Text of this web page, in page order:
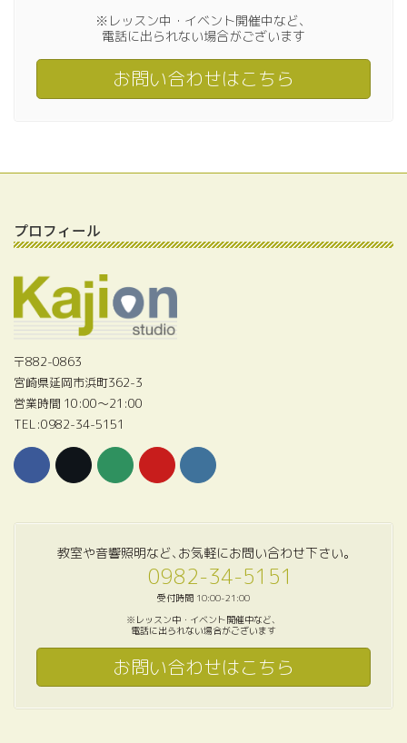
※レッスン中・イベント開催中など、
電話に出られない場合がございます
お問い合わせはこちら
プロフィール
〒882-0863
宮崎県延岡市浜町362-3
営業時間 10:00〜21:00
TEL:0982-34-5151
教室や音響照明など､お気軽にお問い合わせ下さい｡
0982-34-5151
受付時間 10:00-21:00
※レッスン中・イベント開催中など、
電話に出られない場合がございます
お問い合わせはこちら